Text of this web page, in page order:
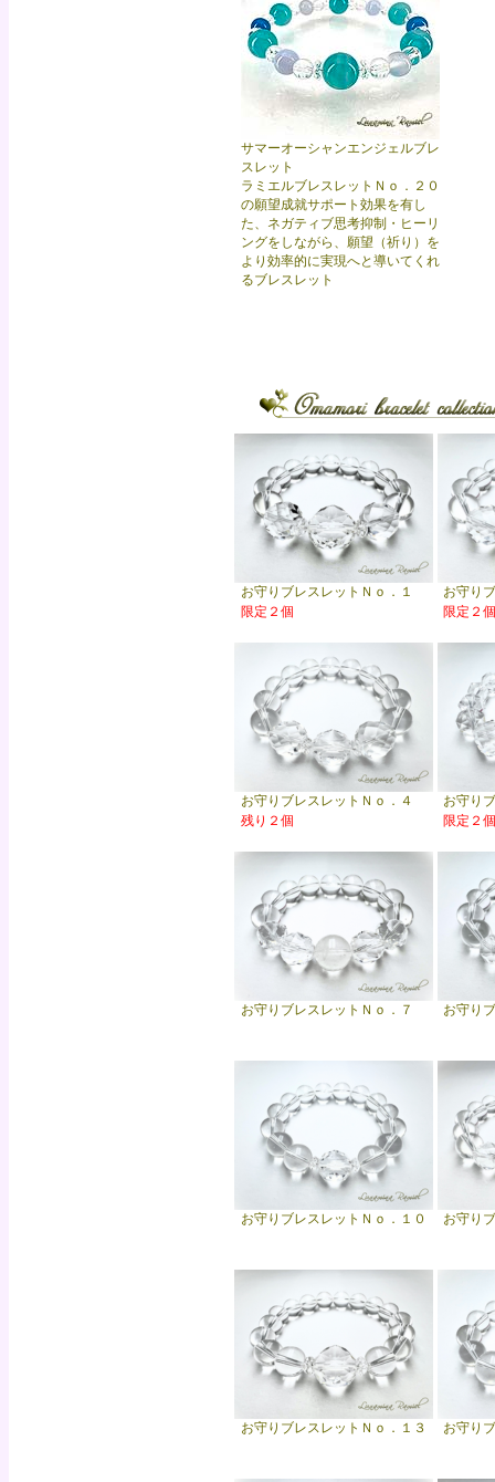
サマーオーシャンエンジェルブレ
スレット
ラミエルブレスレットＮｏ．２０
の願望成就サポート効果を有し
た、ネガティブ思考抑制・ヒーリ
ングをしながら、願望（祈り）を
より効率的に実現へと導いてくれ
るブレスレット
お守りブレスレットＮｏ．１
お守り
限定２個
限定２個
お守りブレスレットＮｏ．４
お守り
残り２個
限定２個
お守りブレスレットＮｏ．７ お守り
お守りブレスレットＮｏ．１０ お守り
お守りブレスレットＮｏ．１３ お守り